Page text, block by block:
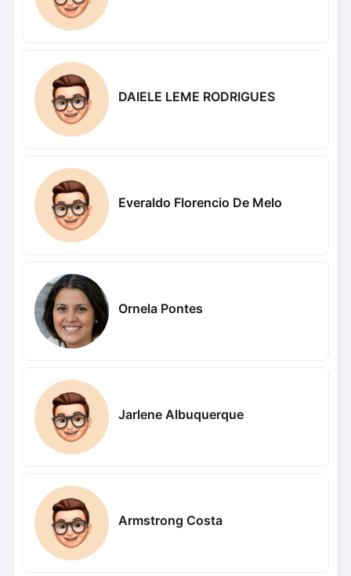
DAIELE LEME RODRIGUES
Everaldo Florencio De Melo
Ornela Pontes
Jarlene Albuquerque
Armstrong Costa